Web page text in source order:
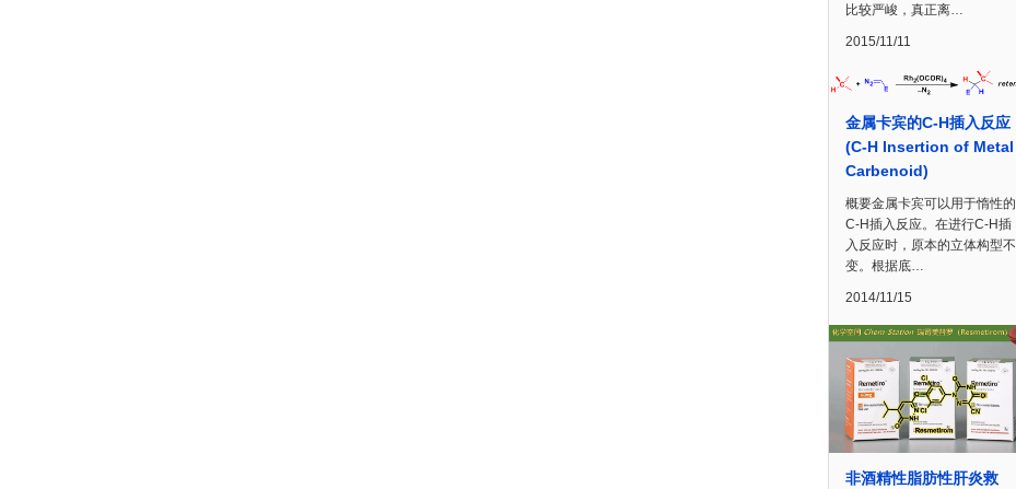
比较严峻，真正离…
2015/11/11
金属卡宾的C-H插入反应
(C-H Insertion of Metal
Carbenoid)
概要金属卡宾可以用于惰性的
C-H插入反应。在进行C-H插
入反应时，原本的立体构型不
变。根据底…
2014/11/15
非酒精性脂肪性肝炎救